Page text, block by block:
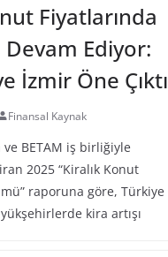
Fiyatlarında
Devam Ediyor:
İzmir Öne Çıktı
Finansal Kaynak
BETAM iş birliğiyle
2025 “Kiralık Konut
raporuna göre, Türkiye
kira artışı